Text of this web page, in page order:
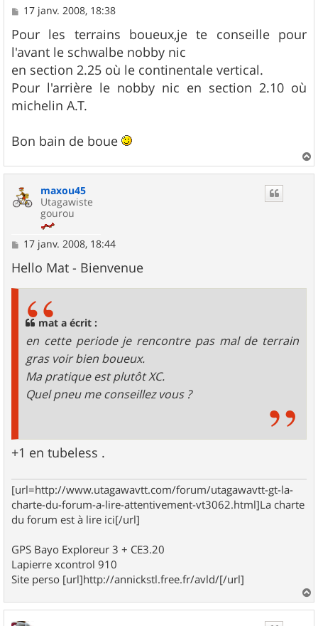
M
s
s
a
g
e
17 janv. 2008, 18:38
Pour les terrains boueux,je te conseille pour
l'avant le schwalbe nobby nic
en section 2.25 où le continentale vertical.
Pour l'arrière le nobby nic en section 2.10 où
michelin A.T.
Bon bain de boue
a
maxou45
Utagawiste
gourou
M
s
s
a
17 janv. 2008, 18:44
Hello Mat - Bienvenue
mat a écrit :
en cette periode je rencontre pas mal de terrain
gras voir bien boueux.
Ma pratique est plutôt XC.
Quel pneu me conseillez vous ?
+1 en tubeless .
[url=http://www.utagawavtt.com/forum/utagawavtt-gt-la-
charte-du-forum-a-lire-attentivement-vt3062.html]La charte
du forum est à lire ici[/url]
GPS Bayo Exploreur 3 + CE3.20
Lapierre xcontrol 910
Site perso [url]http://annickstl.free.fr/avld/[/url]
a
u